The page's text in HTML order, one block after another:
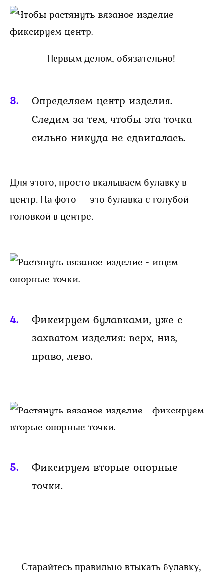
Первым делом, обязательно!
Определяем центр изделия.
Следим за тем, чтобы эта точка
сильно никуда не сдвигалась.
Для этого, просто вкалываем булавку в
центр. На фото — это булавка с голубой
головкой в центре.
Фиксируем булавками, уже с
захватом изделия: верх, низ,
право, лево.
Фиксируем вторые опорные
точки.
Старайтесь правильно втыкать булавку,